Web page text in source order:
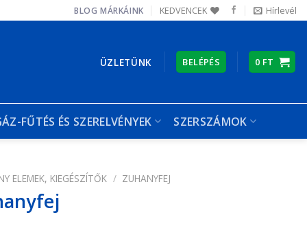
BLOG MÁRKÁINK KEDVENCEK Hírlevél
ÜZLETÜNK BELÉPÉS 0 FT
FŰTÉS ÉS SZERELVÉNYEK SZERSZÁMOK
ELEMEK, KIEGÉSZÍTŐK / ZUHANYFEJ